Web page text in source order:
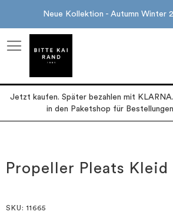
Neue Kollektion - Autumn Winter
Jetzt kaufen. Später bezahlen mit
in den Paketshop für
der
Bildgalerie
der
Bildgalerie
Propeller Pleats Kleid
SKU : 11665